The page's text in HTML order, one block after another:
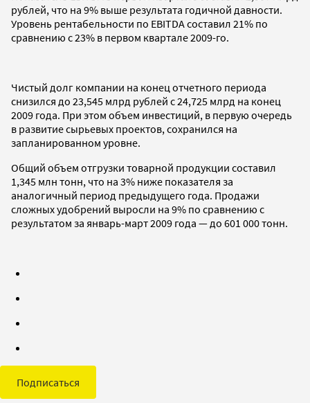
рублей, что на 9% выше результата годичной давности.
Уровень рентабельности по EBITDA составил 21% по
сравнению с 23% в первом квартале 2009-го.
Чистый долг компании на конец отчетного периода
снизился до 23,545 млрд рублей с 24,725 млрд на конец
2009 года. При этом объем инвестиций, в первую очередь
в развитие сырьевых проектов, сохранился на
запланированном уровне.
Общий объем отгрузки товарной продукции составил
1,345 млн тонн, что на 3% ниже показателя за
аналогичный период предыдущего года. Продажи
сложных удобрений выросли на 9% по сравнению с
результатом за январь-март 2009 года — до 601 000 тонн.
Подписаться